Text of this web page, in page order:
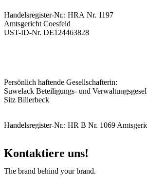
Handelsregister-Nr.: HRA Nr. 1197
Amtsgericht Coesfeld
UST-ID-Nr. DE124463828
Persönlich haftende Gesellschafterin:
Suwelack Beteiligungs- und
Sitz Billerbeck
Handelsregister-Nr.: HR B Nr. 1069
Kontaktiere uns!
The brand behind your brand.